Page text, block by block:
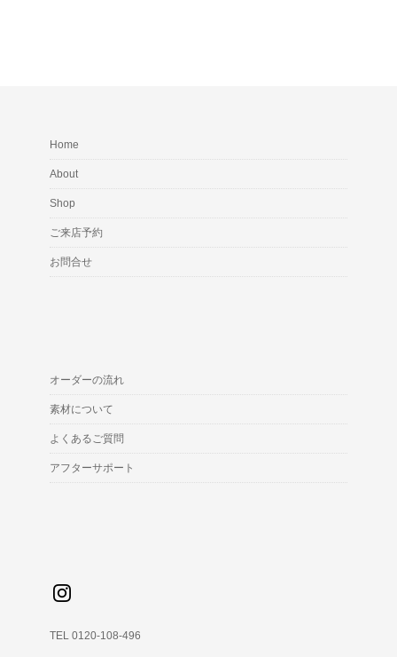
Home
About
Shop
ご来店予約
お問合せ
オーダーの流れ
素材について
よくあるご質問
アフターサポート
TEL 0120-108-496